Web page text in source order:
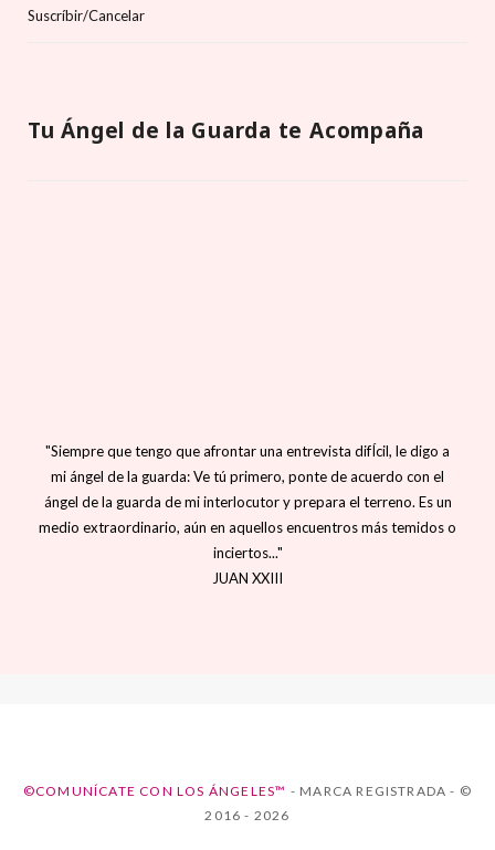
Suscríbir/Cancelar
Tu Ángel de la Guarda te Acompaña
"Siempre que tengo que afrontar una entrevista difÍcil, le digo a
mi ángel de la guarda: Ve tú primero, ponte de acuerdo con el
ángel de la guarda de mi interlocutor y prepara el terreno. Es un
medio extraordinario, aún en aquellos encuentros más temidos o
inciertos..."
JUAN XXIII
©COMUNÍCATE CON LOS ÁNGELES™ - MARCA REGISTRADA - ©
2016 - 2026